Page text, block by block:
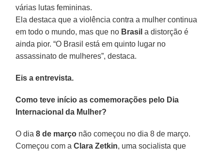
várias lutas femininas.
Ela destaca que a violência contra a mulher continua
em todo o mundo, mas que no Brasil a distorção é
ainda pior. “O Brasil está em quinto lugar no
assassinato de mulheres”, destaca.
Eis a entrevista.
Como teve início as comemorações pelo Dia
Internacional da Mulher?
O dia8 de março não começou no dia 8 de março.
Começou com aClara Zetkin, uma socialista que